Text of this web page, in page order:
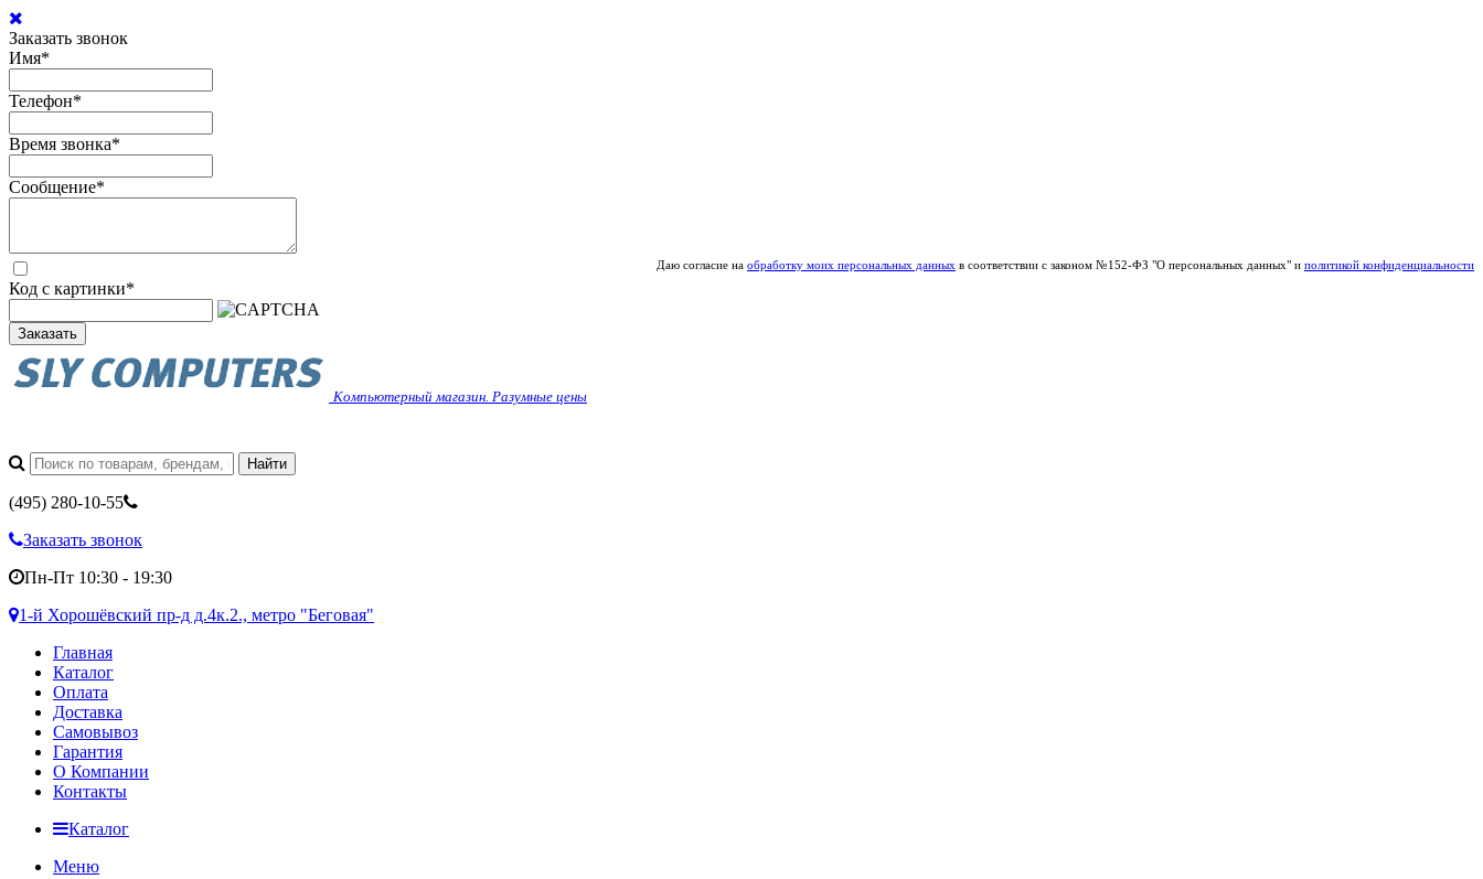
Заказать звонок
Имя*
Телефон*
Время звонка*
Сообщение*
Даю согласие на обработку моих персональных данных в соответствии с законом №152-ФЗ "О персональных данных" и политикой конфиденциальности
Код с картинки*
Заказать
Компьютерный магазин. Разумные цены
(495) 280-10-55
Заказать звонок
Пн-Пт 10:30 - 19:30
1-й Хорошёвский пр-д д.4к.2., метро "Беговая"
Главная
Каталог
Оплата
Доставка
Самовывоз
Гарантия
О Компании
Контакты
Каталог
Меню